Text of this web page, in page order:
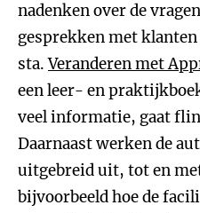
nadenken over de
gesprekken met
sta.Veranderen met
een leer- en
veel informatie, gaat
Daarnaast werken de
uitgebreid uit, tot en
bijvoorbeeld hoe de